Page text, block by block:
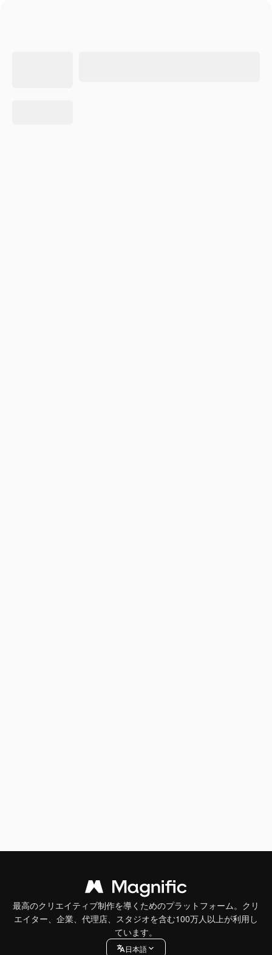
最高のクリエイティブ制作を導くためのプラットフォーム。クリ
エイター、企業、代理店、スタジオを含む100万人以上が利用し
ています。
日本語